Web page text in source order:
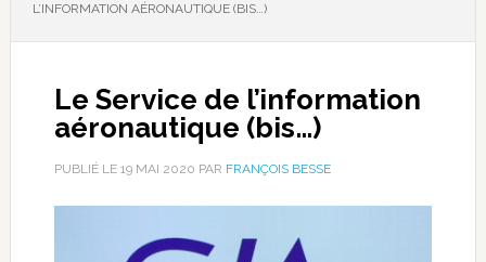
L’INFORMATION AÉRONAUTIQUE (BIS…)
Le Service de l’information
aéronautique (bis…)
PUBLIÉ LE 19 MAI 2020 PAR FRANÇOIS BESSE